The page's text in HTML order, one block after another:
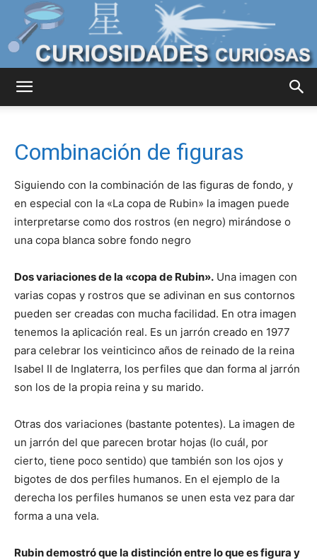
Curiosas
del
Mundo
Combinación de figuras
Siguiendo con la combinación de las figuras de fondo, y
en especial con la «La copa de Rubin» la imagen puede
interpretarse como dos rostros (en negro) mirándose o
una copa blanca sobre fondo negro
Dos variaciones de la «copa de Rubin». Una imagen con
varias copas y rostros que se adivinan en sus contornos
pueden ser creadas con mucha facilidad. En otra imagen
tenemos la aplicación real. Es un jarrón creado en 1977
para celebrar los veinticinco años de reinado de la reina
Isabel II de Inglaterra, los perfiles que dan forma al jarrón
son los de la propia reina y su marido.
Otras dos variaciones (bastante potentes). La imagen de
un jarrón del que parecen brotar hojas (lo cuál, por
cierto, tiene poco sentido) que también son los ojos y
bigotes de dos perfiles humanos. En el ejemplo de la
derecha los perfiles humanos se unen esta vez para dar
forma a una vela.
Rubin demostró que la distinción entre lo que es figura y